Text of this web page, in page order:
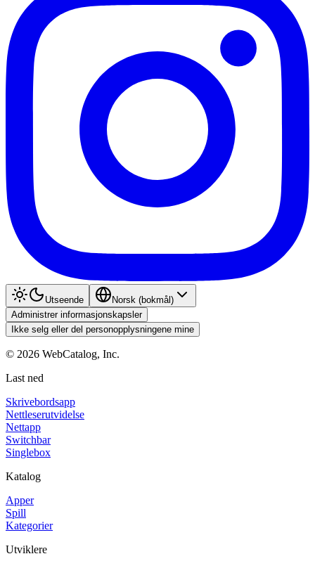
Utseende
Norsk (bokmål)
Administrer informasjonskapsler
Ikke selg eller del personopplysningene mine
© 2026 WebCatalog, Inc.
Last ned
Skrivebordsapp
Nettleserutvidelse
Nettapp
Switchbar
Singlebox
Katalog
Apper
Spill
Kategorier
Utviklere